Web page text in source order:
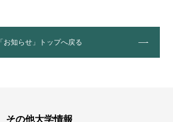
「お知らせ」トップへ戻る
その他大学情報